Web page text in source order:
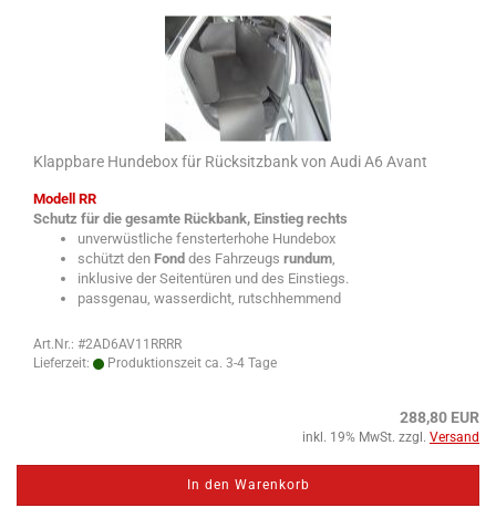
Klappbare Hundebox für Rücksitzbank von Audi A6 Avant
Modell RR
Schutz für die gesamte Rückbank, Einstieg rechts
unverwüstliche fensterterhohe Hundebox
schützt den Fond des Fahrzeugs rundum,
inklusive der Seitentüren und des Einstiegs.
passgenau, wasserdicht, rutschhemmend
Art.Nr.: #2AD6AV11RRRR
Lieferzeit:
Produktionszeit ca. 3-4 Tage
288,80 EUR
inkl. 19% MwSt. zzgl. Versand
In den Warenkorb